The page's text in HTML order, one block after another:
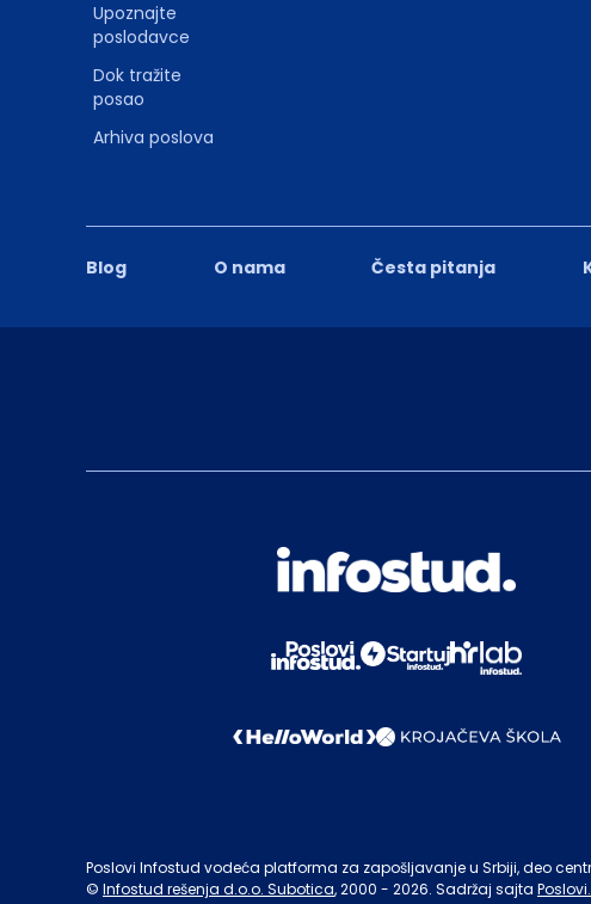
Blog O nama Česta pitanja
Upoznajte
poslodavce
Dok tražite
posao
Arhiva poslova
Poslovi Infostud vodeća platforma za zapošljavanje u Srbiji, deo
© Infostud rešenja d.o.o. Subotica, 2000 - 2026. Sadržaj sajta